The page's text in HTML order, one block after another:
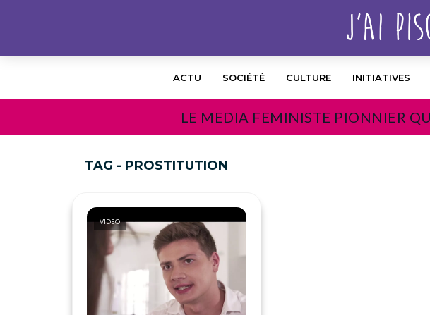
ACTU SOCIÉTÉ CULTURE INITIATIVES
LE MEDIA FEMINISTE PIONNIER
TAG - PROSTITUTION
VIDEO